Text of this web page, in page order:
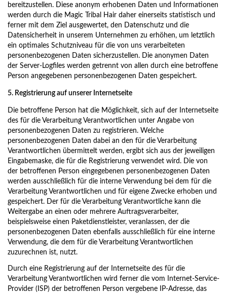
bereitzustellen. Diese anonym erhobenen Daten und Informationen
werden durch die Magic Tribal Hair daher einerseits statistisch und
ferner mit dem Ziel ausgewertet, den Datenschutz und die
Datensicherheit in unserem Unternehmen zu erhöhen, um letztlich
ein optimales Schutzniveau für die von uns verarbeiteten
personenbezogenen Daten sicherzustellen. Die anonymen Daten
der Server-Logfiles werden getrennt von allen durch eine betroffene
Person angegebenen personenbezogenen Daten gespeichert.
5. Registrierung auf unserer Internetseite
Die betroffene Person hat die Möglichkeit, sich auf der Internetseite
des für die Verarbeitung Verantwortlichen unter Angabe von
personenbezogenen Daten zu registrieren. Welche
personenbezogenen Daten dabei an den für die Verarbeitung
Verantwortlichen übermittelt werden, ergibt sich aus der jeweiligen
Eingabemaske, die für die Registrierung verwendet wird. Die von
der betroffenen Person eingegebenen personenbezogenen Daten
werden ausschließlich für die interne Verwendung bei dem für die
Verarbeitung Verantwortlichen und für eigene Zwecke erhoben und
gespeichert. Der für die Verarbeitung Verantwortliche kann die
Weitergabe an einen oder mehrere Auftragsverarbeiter,
beispielsweise einen Paketdienstleister, veranlassen, der die
personenbezogenen Daten ebenfalls ausschließlich für eine interne
Verwendung, die dem für die Verarbeitung Verantwortlichen
zuzurechnen ist, nutzt.
Durch eine Registrierung auf der Internetseite des für die
Verarbeitung Verantwortlichen wird ferner die vom Internet-Service-
Provider (ISP) der betroffenen Person vergebene IP-Adresse, das